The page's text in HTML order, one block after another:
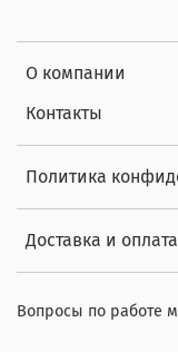
О компании
Контакты
Политика
Доставка и оплата
Вопросы по работе